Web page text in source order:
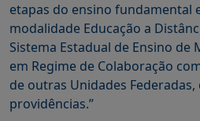
etapas do ensino fundamental
modalidade Educação a
Sistema Estadual de Ensino de
em Regime de Colaboração
de outras Unidades Federadas,
providências.”